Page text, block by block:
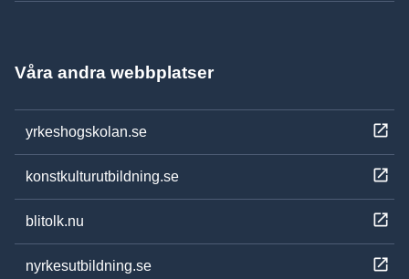
Våra andra webbplatser
yrkeshogskolan.se
konstkulturutbildning.se
blitolk.nu
nyrkesutbildning.se